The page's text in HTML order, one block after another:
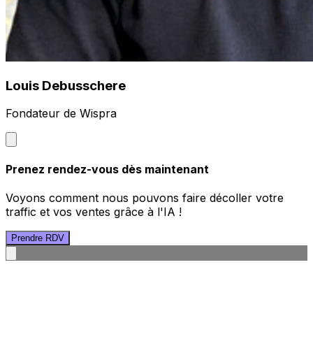
Louis Debusschere
Fondateur de Wispra
Prenez rendez-vous dès maintenant
Voyons comment nous pouvons faire décoller votre
traffic et vos ventes grâce à l'IA !
Prendre RDV